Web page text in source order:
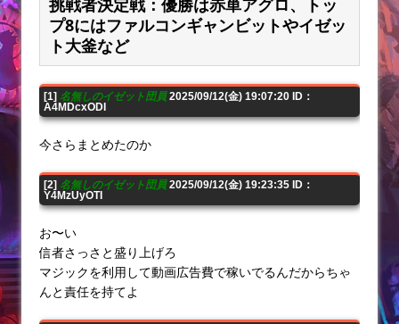
プ8にはファルコンギャンビットやイゼッ
ト大釜など
[1] 名無しのイゼット団員2025/09/12(金) 19:07:20 ID：
A4MDcxODI
今さらまとめたのか
[2] 名無しのイゼット団員2025/09/12(金) 19:23:35 ID：
Y4MzUyOTI
お〜い
信者さっさと盛り上げろ
マジックを利用して動画広告費で稼いでるんだからちゃ
んと責任を持てよ